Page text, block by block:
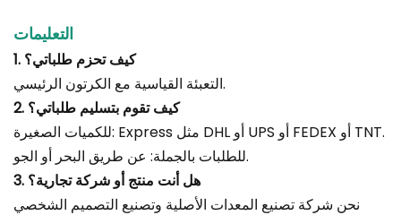
التعليمات
1. كيف تحزم طلباتي؟
التعبئة القياسية مع الكرتون الرئيسي.
2. كيف تقوم بتسليم طلباتي؟
للكميات الصغيرة: Express مثل DHL أو UPS أو FEDEX أو TNT.
للطلبات بالجملة: عن طريق البحر أو الجو.
3. هل أنت منتج أو شركة تجارية؟
نحن شركة تصنيع المعدات الأصلية وتصنيع التصميم الشخصي